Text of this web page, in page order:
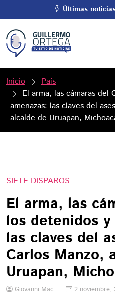
Últimas
Inicio
País
El arma, las cámaras del
amenazas: las claves del
alcalde de Uruapan,
SIETE DISPAROS
El arma, las
los detenidos y
las claves del
Carlos Manzo,
Uruapan,
Giovanni Mac 2 noviembre,